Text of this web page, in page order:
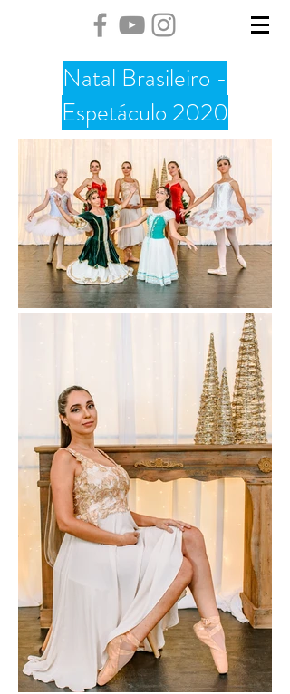
Natal Brasileiro -
Espetáculo 2020